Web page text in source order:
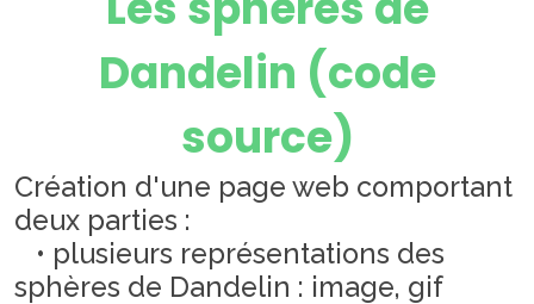
Dandelin (code
source)
Création d'une page web comportant
deux parties :
• plusieurs représentations des
sphères de Dandelin : image, gif